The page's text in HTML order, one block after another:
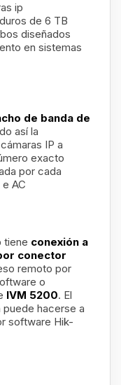
ip
de 6 TB
diseñados
en sistemas
de banda de
así la
IP a
exacto
por cada
AC
tiene conexión a
conector
remoto por
o
IVM 5200. El
hacerse a
software Hik-